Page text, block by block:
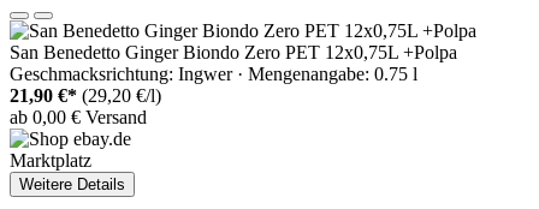
San Benedetto Ginger Biondo Zero PET 12x0,75L +Polpa
Geschmacksrichtung: Ingwer · Mengenangabe: 0.75 l
21,90 €* (29,20 €/l)
ab 0,00 € Versand
Marktplatz
Weitere Details